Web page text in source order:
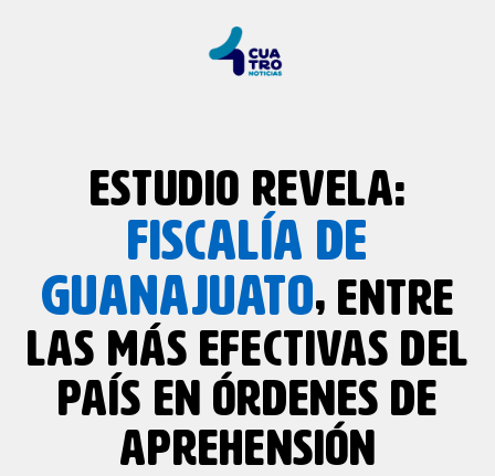
ESTUDIO REVELA:
FISCALÍA DE
GUANAJUATO, ENTRE
LAS MÁS EFECTIVAS DEL
PAÍS EN ÓRDENES DE
APREHENSIÓN